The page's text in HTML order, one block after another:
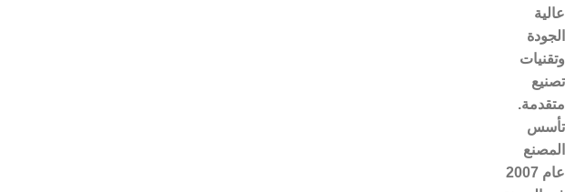
عالية
الجودة
وتقنيات
تصنيع
متقدمة.
تأسس
المصنع
عام 2007